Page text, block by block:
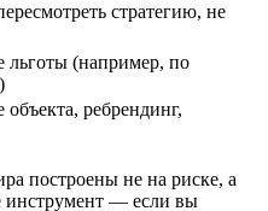
стратегию, не
(например, по
ребрендинг,
построены не на риске, а
инструмент — если вы